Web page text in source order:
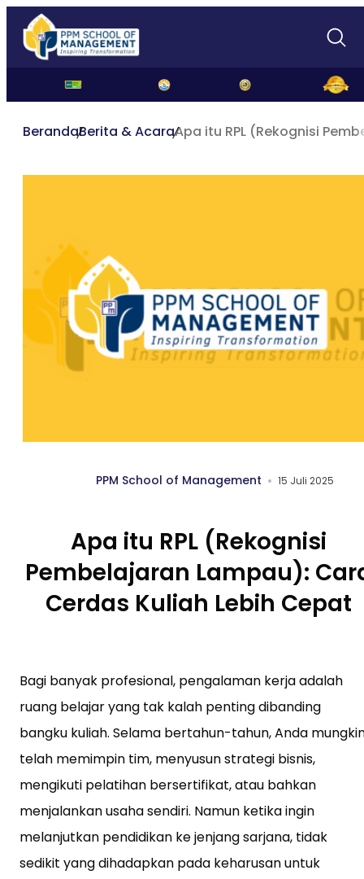
BerandaBerita & AcaraApa itu RPL (Rekognisi
PPM School of Management 15 Juli 2025
Apa itu RPL (Rekognisi
Pembelajaran Lampau):
Cerdas Kuliah Lebih Cepat
Bagi banyak profesional, pengalaman kerja adalah
ruang belajar yang tak kalah penting dibanding
bangku kuliah. Selama bertahun-tahun, Anda
telah memimpin tim, menyusun strategi bisnis,
mengikuti pelatihan bersertifikat, atau bahkan
menjalankan usaha sendiri. Namun ketika ingin
melanjutkan pendidikan ke jenjang sarjana, tidak
sedikit yang dihadapkan pada keharusan untuk